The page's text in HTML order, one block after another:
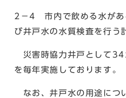
2－4 市内で飲める水があ
び井戸水の水質検査を行う
災害時協力井戸として34
を毎年実施しております。
なお、井戸水の用途につ